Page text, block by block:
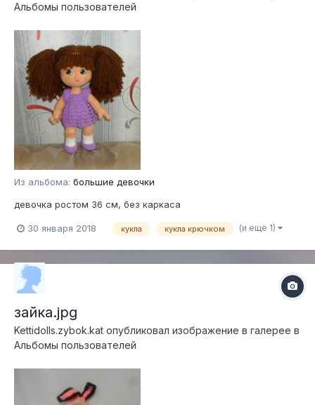
Альбомы пользователей
Из альбома: большие девочки
девочка ростом 36 см, без каркаса
30 января 2018 кукла кукла крючком (и ещё 1)
зайка.jpg
Kettidolls.zybok.kat опубликовал изображение в галерее в
Альбомы пользователей